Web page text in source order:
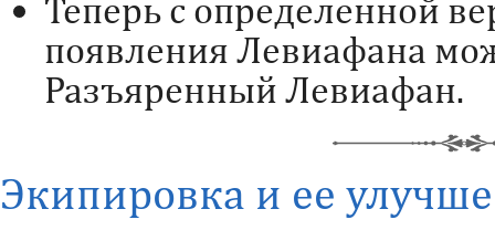
Теперь с определенной
появления Левиафана
Разъяренный Левиафан.
Экипировка и ее